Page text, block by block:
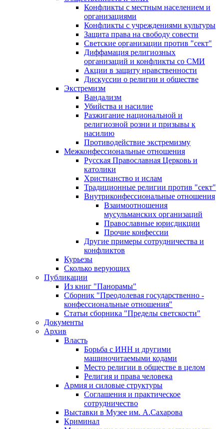
Конфликты с местным населением и
организациями
Конфликты с учреждениями культуры
Защита права на свободу совести
Светские организации против "сект"
Диффамация религиозных
организаций и конфликты со СМИ
Акции в защиту нравственности
Дискуссии о религии и обществе
Экстремизм
Вандализм
Убийства и насилие
Разжигание национальной и
религиозной розни и призывы к
насилию
Противодействие экстремизму
Межконфессиональные отношения
Русская Православная Церковь и
католики
Христианство и ислам
Традиционные религии против "сект"
Внутриконфессиональные отношения
Взаимоотношения
мусульманских организаций
Православные юрисдикции
Прочие конфессии
Другие примеры сотрудничества и
конфликтов
Курьезы
Сколько верующих
Публикации
Из книг "Панорамы"
Сборник "Преодолевая государственно -
конфессиональные отношения"
Статьи сборника "Пределы светскости"
Документы
Архив
Власть
Борьба с ИНН и другими
машиночитаемыми кодами
Место религии в обществе в целом
Религия и права человека
Армия и силовые структуры
Соглашения и практическое
сотрудничество
Выставки в Музее им. А.Сахарова
Криминал